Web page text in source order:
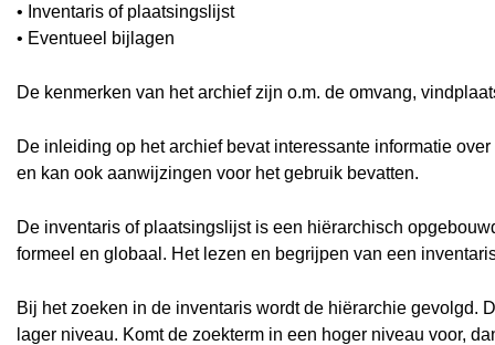
• Inventaris of plaatsingslijst
• Eventueel bijlagen
De kenmerken van het archief zijn o.m. de omvang,
De inleiding op het archief bevat interessante informatie
en kan ook aanwijzingen voor het gebruik bevatten.
De inventaris of plaatsingslijst is een hiërarchisch
formeel en globaal. Het lezen en begrijpen van een
Bij het zoeken in de inventaris wordt de hiërarchie gevolgd.
lager niveau. Komt de zoekterm in een hoger niveau voor,